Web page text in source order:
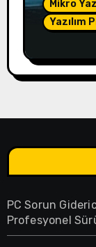
Mikro
Yazılım
e-
PC Sorun
Profesyonel